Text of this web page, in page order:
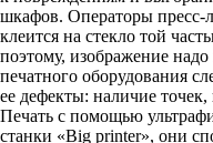
шкафов. Операторы пресс-
клеится на стекло той
поэтому, изображение
печатного оборудования
ее дефекты: наличие
Печать с помощью
станки «Big printer», они